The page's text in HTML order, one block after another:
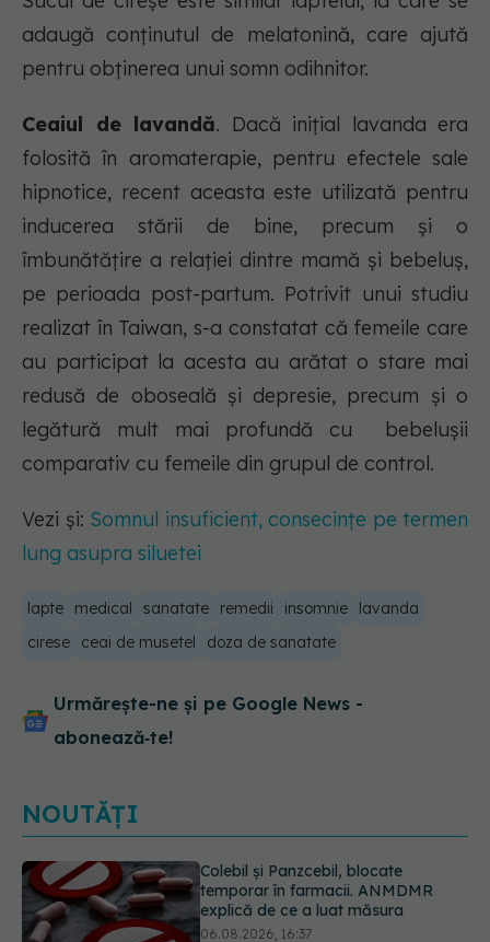
adaugă conținutul de melatonină, care ajută
pentru obținerea unui somn odihnitor.
Ceaiul de lavandă. Dacă inițial lavanda era
folosită în aromaterapie, pentru efectele sale
hipnotice, recent aceasta este utilizată pentru
inducerea stării de bine, precum și o
îmbunătățire a relației dintre mamă și bebeluș,
pe perioada post-partum. Potrivit unui studiu
realizat în Taiwan, s-a constatat că femeile care
au participat la acesta au arătat o stare mai
redusă de oboseală și depresie, precum și o
legătură mult mai profundă cu bebelușii
comparativ cu femeile din grupul de control.
Vezi și: Somnul insuficient, consecințe pe termen
lung asupra siluetei
lapte medical sanatate remedii insomnie
lavanda
cirese
ceai de musetel doza de sanatate
Urmărește-ne și pe Google News -
abonează‑te!
NOUTĂȚI
Cum aleg medicii combinația
potrivită de medicamente pentru
hipertensiune. De ce doi pacienți cu